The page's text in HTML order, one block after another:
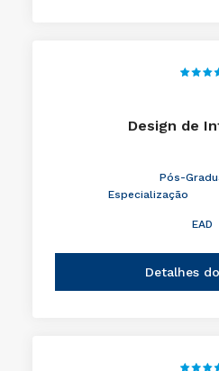
Design de
Pós-
Especialização
EAD
Detalhes